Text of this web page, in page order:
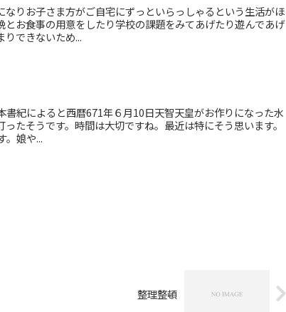
りお子さま方がご自宅にずっといらっしゃるという生活がほ
お食事の用意をしたり学校の課題をみてあげたり遊んであげ
できないため...
書紀によると西暦671年６月10日天智天皇がお作りになった水
たそうです。時間は大切ですね。最近は特にそう思います。
。娘や...
整理整頓